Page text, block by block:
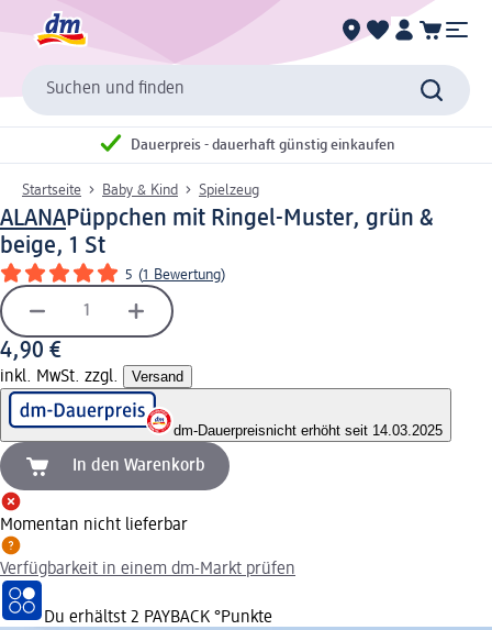
Suchen und finden
Dauerpreis - dauerhaft günstig einkaufen
Startseite Baby & Kind Spielzeug
ALANAPüppchen mit Ringel-Muster, grün &
beige, 1 St
5 (1 Bewertung)
4,90 €
inkl. MwSt. zzgl. Versand
dm-Dauerpreisnicht erhöht seit 14.03.2025
In den Warenkorb
Momentan nicht lieferbar
Verfügbarkeit in einem dm-Markt prüfen
Du erhältst 2 PAYBACK °Punkte